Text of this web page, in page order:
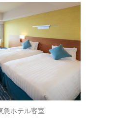
急ホテル客室